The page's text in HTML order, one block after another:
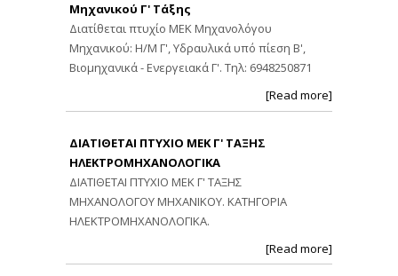
Μηχανικού Γ' Τάξης
Διατίθεται πτυχίο ΜΕΚ Μηχανολόγου
Μηχανικού: Η/Μ Γ', Υδραυλικά υπό πίεση Β',
Βιομηχανικά - Ενεργειακά Γ'. Τηλ: 6948250871
[Read more]
ΔΙΑΤΙΘΕΤΑΙ ΠΤΥΧΙΟ ΜΕΚ Γ' ΤΑΞΗΣ
ΗΛΕΚΤΡΟΜΗΧΑΝΟΛΟΓΙΚΑ
ΔΙΑΤΙΘΕΤΑΙ ΠΤΥΧΙΟ ΜΕΚ Γ' ΤΑΞΗΣ
ΜΗΧΑΝΟΛΟΓΟΥ ΜΗΧΑΝΙΚΟΥ. ΚΑΤΗΓΟΡΙΑ
ΗΛΕΚΤΡΟΜΗΧΑΝΟΛΟΓΙΚΑ.
[Read more]